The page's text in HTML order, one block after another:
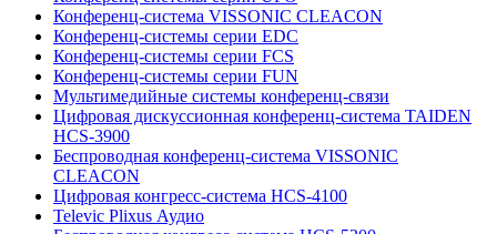
Конференц-система VISSONIC CLEACON
Конференц-системы серии EDC
Конференц-системы серии FCS
Конференц-системы серии FUN
Мультимедийные системы конференц-связи
Цифровая дискуссионная конференц-система TAIDEN
HCS-3900
Беспроводная конференц-система VISSONIC
CLEACON
Цифровая конгресс-система HCS-4100
Televic Plixus Аудио